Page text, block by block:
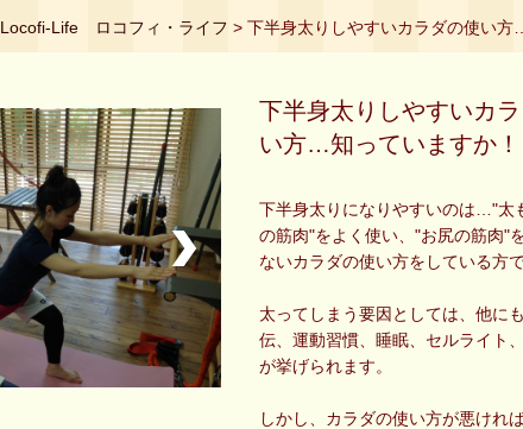
Locofi-Life ロコフィ・ライフ > 下半身太りしやすいカラダの使い方
下半身太りしやすいカ
い方…知っていますか！
下半身太りになりやすいのは…"太
の筋肉"をよく使い、"お尻の筋肉"
ないカラダの使い方をしている方で
太ってしまう要因としては、他に
伝、運動習慣、睡眠、セルライト
が挙げられます。
しかし、カラダの使い方が悪けれ